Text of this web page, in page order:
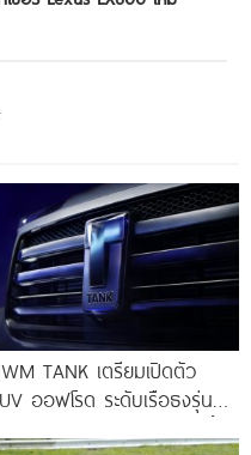
TANK เตรียมเปิดตัว
ออฟโรด ระดับเรือธงรุ่น